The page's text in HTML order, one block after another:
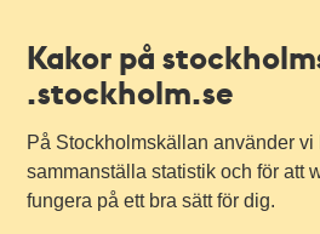
Kakor på
.stockholm.se
På Stockholmskällan använder vi
sammanställa statistik och för att
fungera på ett bra sätt för dig.